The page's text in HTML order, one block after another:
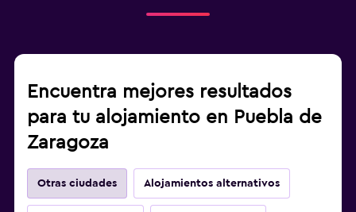
Encuentra mejores resultados
para tu alojamiento en Puebla de
Zaragoza
Otras ciudades Alojamientos alternativos